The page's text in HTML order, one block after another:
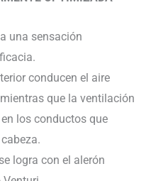
una sensación
conducen el aire
que la ventilación
los conductos que
logra con el alerón